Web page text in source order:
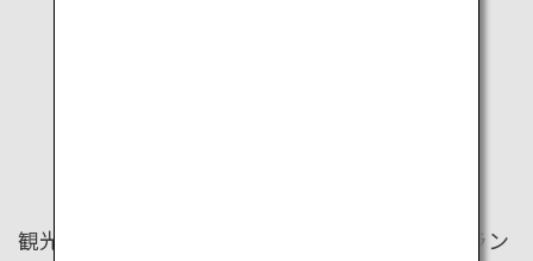
観光列車や周遊バスなど、家族連れに安心のプラン